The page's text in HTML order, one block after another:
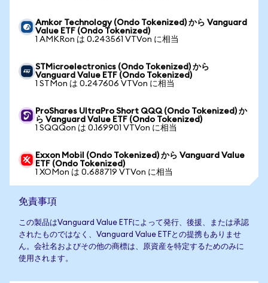
Amkor Technology (Ondo Tokenized) から Vanguard
Value ETF (Ondo Tokenized)
1 AMKRon は 0.243561 VTVon に相当
STMicroelectronics (Ondo Tokenized) から
Vanguard Value ETF (Ondo Tokenized)
1 STMon は 0.247606 VTVon に相当
ProShares UltraPro Short QQQ (Ondo Tokenized) か
ら Vanguard Value ETF (Ondo Tokenized)
1 SQQQon は 0.169901 VTVon に相当
Exxon Mobil (Ondo Tokenized) から Vanguard Value
ETF (Ondo Tokenized)
1 XOMon は 0.688719 VTVon に相当
免責事項
この製品はVanguard Value ETFによって発行、後援、または承認
されたものではなく、Vanguard Value ETFとの提携もありませ
ん。会社名およびその他の商標は、原資産を特定するためのみに
使用されます。